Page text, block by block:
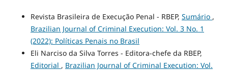
Revista Brasileira de Execução Penal - RBEP, Sumário ,
Brazilian Journal of Criminal Execution: Vol. 3 No. 1
(2022): Políticas Penais no Brasil
Eli Narciso da Silva Torres - Editora-chefe da RBEP,
Editorial , Brazilian Journal of Criminal Execution: Vol.